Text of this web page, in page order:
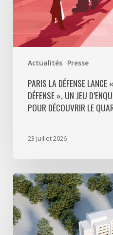
Actualités Presse
jeu
d’enquête
à
ciel
découvrir
quartier
PARIS LA DÉFENSE
DÉFENSE », UN JEU
POUR DÉCOUVRIR LE
23 juillet 2026
Avec
5
actes
signés
pour